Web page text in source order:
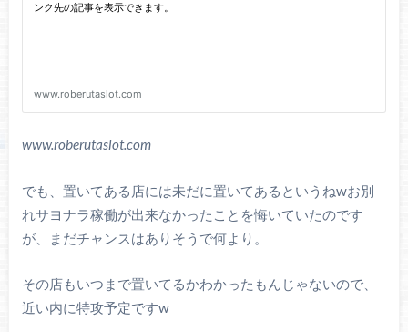
www.roberutaslot.com
でも、置いてある店には未だに置いてあるというねwお別
れサヨナラ稼働が出来なかったことを悔いていたのです
が、まだチャンスはありそうで何より。
その店もいつまで置いてるかわかったもんじゃないので、
近い内に特攻予定ですw